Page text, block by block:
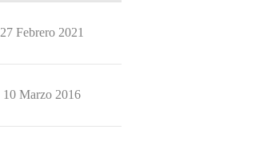
27 Febrero 2021
10 Marzo 2016